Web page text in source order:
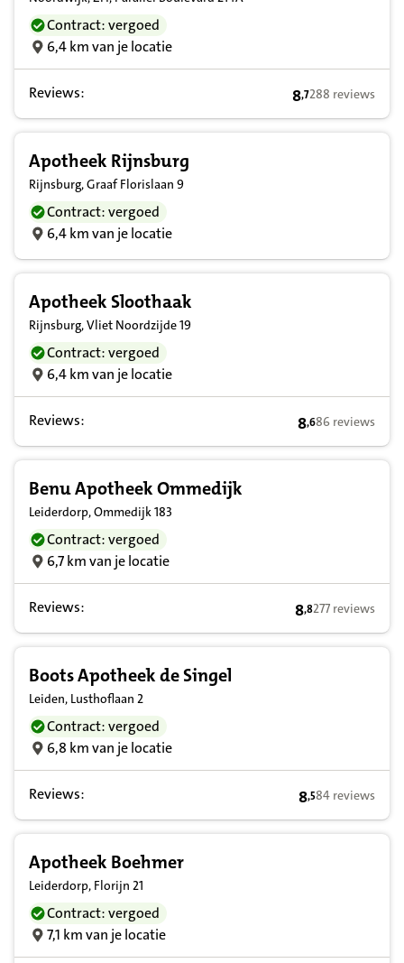
Contract: vergoed
6,4 km van je locatie
Reviews: 8,7 op basis van
8,7288 reviews
Apotheek Rijnsburg
Rijnsburg, Graaf Florislaan 9
Contract: vergoed
6,4 km van je locatie
Apotheek Sloothaak
Rijnsburg, Vliet Noordzijde 19
Contract: vergoed
6,4 km van je locatie
Reviews: 8,6 op basis van
8,686 reviews
Benu Apotheek Ommedijk
Leiderdorp, Ommedijk 183
Contract: vergoed
6,7 km van je locatie
Reviews: 8,8 op basis van
8,8277 reviews
Boots Apotheek de Singel
Leiden, Lusthoflaan 2
Contract: vergoed
6,8 km van je locatie
Reviews: 8,5 op basis van
8,584 reviews
Apotheek Boehmer
Leiderdorp, Florijn 21
Contract: vergoed
7,1 km van je locatie